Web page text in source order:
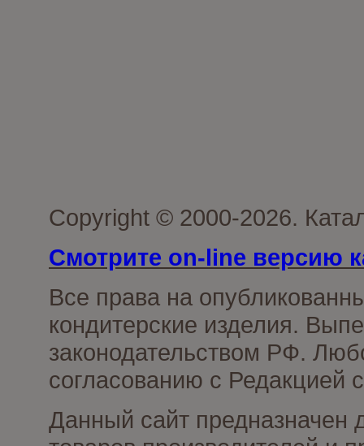
Copyright © 2000-2026.
Смотрите on-line версию
Все права на
кондитерские изделия.
законодательством РФ.
согласованию с Редакцией
Данный сайт предназначен